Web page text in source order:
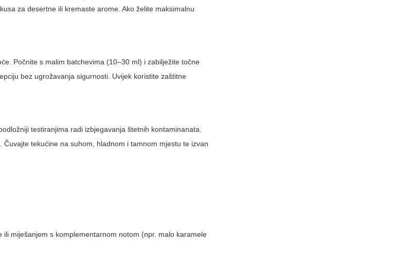
za desertne ili kremaste arome. Ako želite maksimalnu
Počnite s malim batchevima (10–30 ml) i zabilježite točne
bez ugrožavanja sigurnosti. Uvijek koristite zaštitne
testiranjima radi izbjegavanja štetnih kontaminanata.
tekućine na suhom, hladnom i tamnom mjestu te izvan
miješanjem s komplementarnom notom (npr. malo karamele